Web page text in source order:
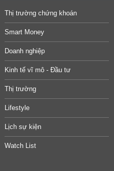
Thị trường chứng khoán
Smart Money
Doanh nghiệp
Kinh tế vĩ mô - Đầu tư
Thị trường
Lifestyle
Lịch sự kiện
Watch List